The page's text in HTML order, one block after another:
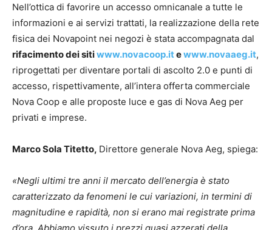
Nell’ottica di favorire un accesso omnicanale a tutte le
informazioni e ai servizi trattati, la realizzazione della rete
fisica dei Novapoint nei negozi è stata accompagnata dal
rifacimento dei sitiwww.novacoop.itewww.novaaeg.it,
riprogettati per diventare portali di ascolto 2.0 e punti di
accesso, rispettivamente, all’intera offerta commerciale
Nova Coop e alle proposte luce e gas di Nova Aeg per
privati e imprese.
Marco Sola Titetto, Direttore generale Nova Aeg, spiega:
«Negli ultimi tre anni il mercato dell’energia è stato
caratterizzato da fenomeni le cui variazioni, in termini di
magnitudine e rapidità, non si erano mai registrate prima